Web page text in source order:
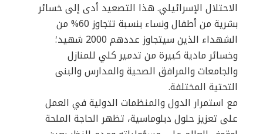
الاحتلال الإسرائيلي. هذا التصعيد أدى إلى خسائر
بشرية من أطفال ونساء بنسبة تتجاوز 60% من
الشهداء الذين سيتجاوز عددهم 2000 شهيد؛
وخسائر مادية كبيرة من تدمير كلي للمنازل
والجامعات والمرافق الصحية والمدارس والبنى
التحتية المختلفة.
مع استمرار الدول والمنظمات الدولية في العمل
على تعزيز حلول دبلوماسية، تظهر الحاجة الملحة